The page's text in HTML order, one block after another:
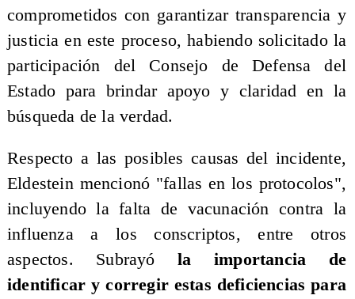
comprometidos con garantizar transparencia y
justicia en este proceso, habiendo solicitado la
participación del Consejo de Defensa del
Estado para brindar apoyo y claridad en la
búsqueda de la verdad.
Respecto a las posibles causas del incidente,
Eldestein mencionó "fallas en los protocolos",
incluyendo la falta de vacunación contra la
influenza a los conscriptos, entre otros
aspectos. Subrayó la importancia de
identificar y corregir estas deficiencias para